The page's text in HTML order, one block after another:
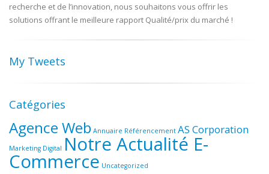
recherche et de l’innovation, nous souhaitons vous offrir les
solutions offrant le meilleure rapport Qualité/prix du marché !
My Tweets
Catégories
Agence Web Annuaire Référencement AS Corporation
Marketing Digital Notre Actualité E-
Commerce Uncategorized